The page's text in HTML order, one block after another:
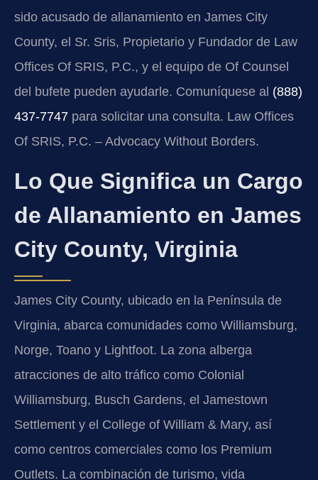
sido acusado de allanamiento en James City
County, el Sr. Sris, Propietario y Fundador de Law
Offices Of SRIS, P.C., y el equipo de Of Counsel
del bufete pueden ayudarle. Comuníquese al (888)
437-7747 para solicitar una consulta. Law Offices
Of SRIS, P.C. – Advocacy Without Borders.
Lo Que Significa un Cargo
de Allanamiento en James
City County, Virginia
James City County, ubicado en la Península de
Virginia, abarca comunidades como Williamsburg,
Norge, Toano y Lightfoot. La zona alberga
atracciones de alto tráfico como Colonial
Williamsburg, Busch Gardens, el Jamestown
Settlement y el College of William & Mary, así
como centros comerciales como los Premium
Outlets. La combinación de turismo, vida